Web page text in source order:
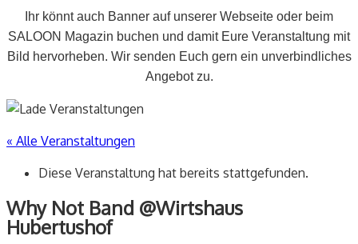
Ihr könnt auch Banner auf unserer Webseite oder beim
SALOON Magazin buchen und damit Eure Veranstaltung mit
Bild hervorheben. Wir senden Euch gern ein unverbindliches
Angebot zu.
« Alle Veranstaltungen
Diese Veranstaltung hat bereits stattgefunden.
Why Not Band @Wirtshaus
Hubertushof